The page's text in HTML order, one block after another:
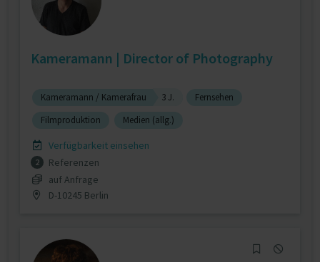
Kameramann | Director of Photography
Kameramann / Kamerafrau 3 J.
Fernsehen
Filmproduktion
Medien (allg.)
Verfügbarkeit einsehen
2
Referenzen
auf Anfrage
D-10245 Berlin